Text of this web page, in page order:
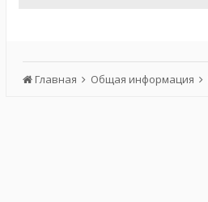
Главная Общая информация